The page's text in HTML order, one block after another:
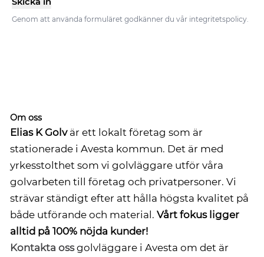
Genom att använda formuläret godkänner du vår integritetspolicy.
Om oss
Elias K Golvär ett lokalt företag som är
stationerade i Avesta kommun. Det är med
yrkesstolthet som vi golvläggare utför våra
golvarbeten till företag och privatpersoner. Vi
strävar ständigt efter att hålla högsta kvalitet på
både utförande och material. Vårt fokus ligger
alltid på 100% nöjda kunder!
Kontakta ossgolvläggare i Avesta om det är